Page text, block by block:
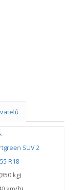
SUV 2
R18
kg)